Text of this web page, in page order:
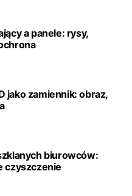
a panele: rysy,
jako zamiennik: obraz,
biurowców:
czyszczenie